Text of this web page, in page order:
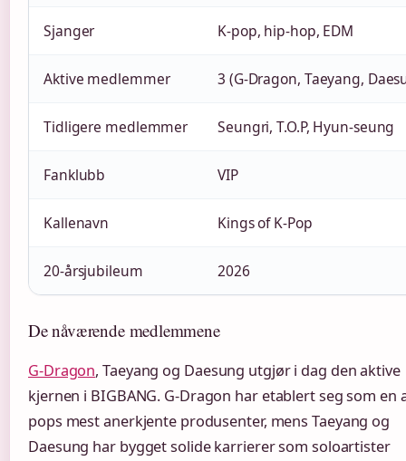
Sjanger K-pop, hip-hop, EDM
Aktive medlemmer 3 (G-Dragon, Taeyang,
Tidligere medlemmer Seungri, T.O.P, Hyun-seung
Fanklubb VIP
Kallenavn Kings of K-Pop
20-årsjubileum 2026
De nåværende medlemmene
G-Dragon, Taeyang og Daesung utgjør i dag den aktive
kjernen i BIGBANG. G-Dragon har etablert seg som en
pops mest anerkjente produsenter, mens Taeyang og
Daesung har bygget solide karrierer som soloartister